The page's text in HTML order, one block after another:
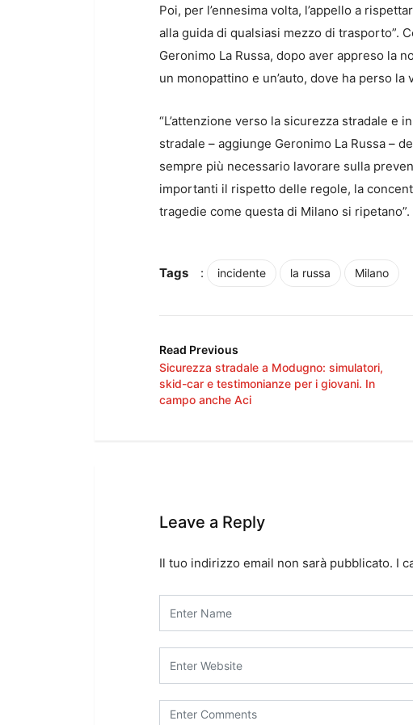
Poi, per l’ennesima volta, l’appello a
alla guida di qualsiasi mezzo di trasporto”.
Geronimo La Russa, dopo aver appreso la
un monopattino e un’auto, dove ha perso la
“L’attenzione verso la sicurezza stradale e
stradale – aggiunge Geronimo La Russa –
sempre più necessario lavorare sulla
importanti il rispetto delle regole, la
tragedie come questa di Milano si ripetano”.
Tags : incidente la russa Milano
Read Previous
Sicurezza stradale a Modugno: simulatori,
skid-car e testimonianze per i giovani. In
campo anche Aci
Leave a Reply
Il tuo indirizzo email non sarà pubblicato. I